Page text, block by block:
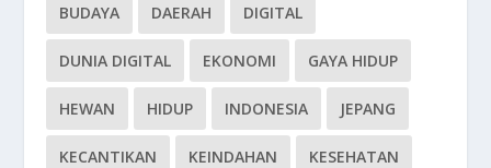
BUDAYA DAERAH DIGITAL
DUNIA DIGITAL EKONOMI GAYA HIDUP
HEWAN HIDUP INDONESIA JEPANG
KECANTIKAN KEINDAHAN KESEHATAN